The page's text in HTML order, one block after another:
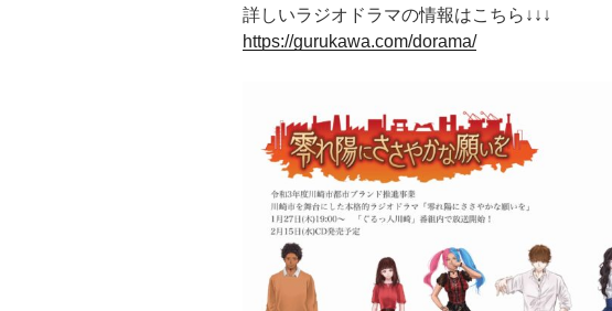
詳しいラジオドラマの情報はこちら↓↓↓
https://gurukawa.com/dorama/